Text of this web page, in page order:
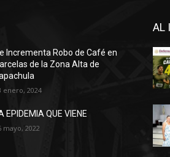
Incrementa Robo de Café en
de la Zona Alta de
enero, 2024
EPIDEMIA QUE VIENE
mayo, 2022
AL